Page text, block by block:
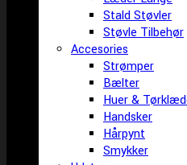
Stald Støvler
Støvle Tilbehør
Accesories
Strømper
Bælter
Huer &
Handsker
Hårpynt
Smykker